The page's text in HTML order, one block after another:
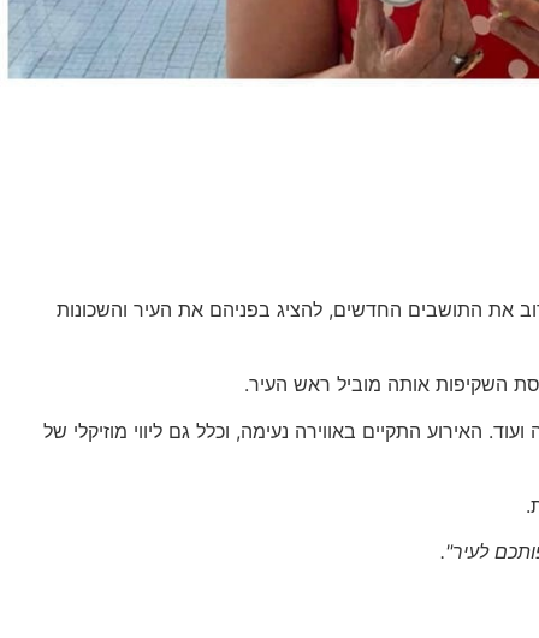
את התושבים החדשים, להציג בפניהם את העיר והשכונות
השקיפות אותה מוביל ראש העיר.
האירוע התקיים באווירה נעימה, וכלל גם ליווי מוזיקלי של
לעיר".